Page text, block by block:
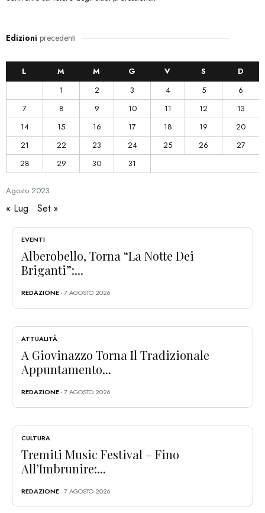
Edizioni precedenti
Agosto 2023
L M M G V S
D
1
2 3 4 5
6
7
8 9 10 11 12
13
14
15 16 17 18 19
20
21
22 23 24 25 26
27
28
29 30 31
« Lug Set »
EVENTI
Alberobello, Torna “La Notte Dei
Briganti”:...
REDAZIONE- 7 AGOSTO 2026
ATTUALITÀ
A Giovinazzo Torna Il Tradizionale
Appuntamento...
REDAZIONE- 7 AGOSTO 2026
CULTURA
Tremiti Music Festival – Fino
All’Imbrunire:...
REDAZIONE- 7 AGOSTO 2026